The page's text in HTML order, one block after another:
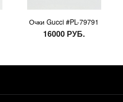
Очки Gucci #PL-79791
16000 РУБ.